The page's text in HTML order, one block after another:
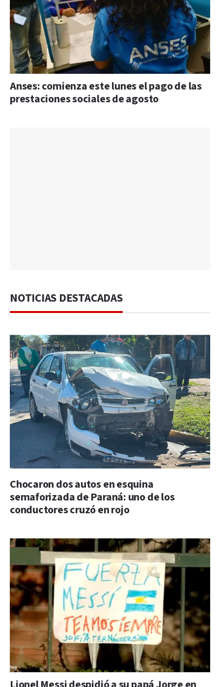
Anses: comienza este lunes el pago de las
prestaciones sociales de agosto
NOTICIAS DESTACADAS
Chocaron dos autos en esquina
semaforizada de Paraná: uno de los
conductores cruzó en rojo